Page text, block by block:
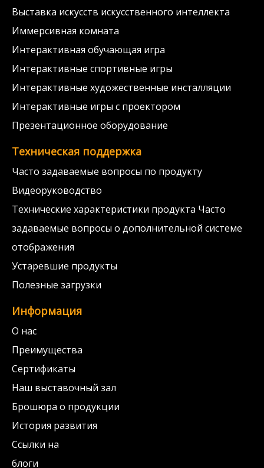
Выставка искусств искусственного интеллекта
Иммерсивная комната
Интерактивная обучающая игра
Интерактивные спортивные игры
Интерактивные художественные инсталляции
Интерактивные игры с проектором
Презентационное оборудование
Техническая поддержка
Часто задаваемые вопросы по продукту
Видеоруководство
Технические характеристики продукта Часто
задаваемые вопросы о дополнительной системе
отображения
Устаревшие продукты
Полезные загрузки
Информация
О нас
Преимущества
Сертификаты
Наш выставочный зал
Брошюра о продукции
История развития
Ссылки на
блоги